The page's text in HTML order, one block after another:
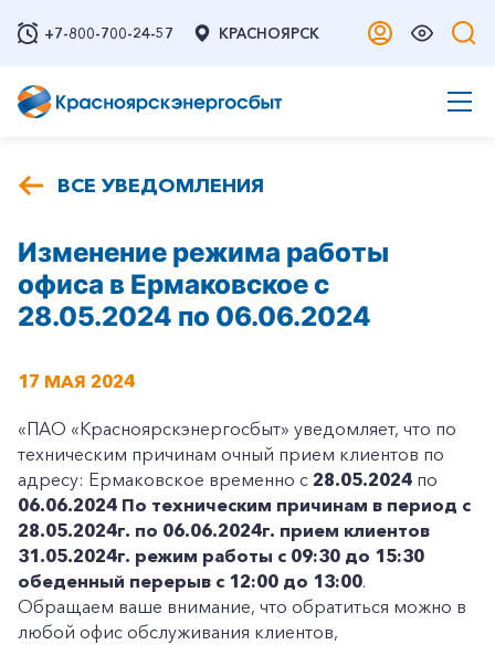
+7-800-700-24-57 КРАСНОЯРСК
ВСЕ УВЕДОМЛЕНИЯ
Изменение режима работы
офиса в Ермаковское с
28.05.2024 по 06.06.2024
17 МАЯ 2024
«ПАО «Красноярскэнергосбыт» уведомляет, что по
техническим причинам очный прием клиентов по
адресу: Ермаковское временно с 28.05.2024 по
06.06.2024 По техническим причинам в период с
28.05.2024г. по 06.06.2024г. прием клиентов
31.05.2024г. режим работы с 09:30 до 15:30
обеденный перерыв с 12:00 до 13:00.
Обращаем ваше внимание, что обратиться можно в
любой офис обслуживания клиентов,